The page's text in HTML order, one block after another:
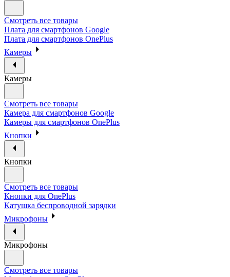
Смотреть все товары
Плата для смартфонов Google
Плата для смартфонов OnePlus
Камеры
Камеры
Смотреть все товары
Камера для смартфонов Google
Камеры для смартфонов OnePlus
Кнопки
Кнопки
Смотреть все товары
Кнопки для OnePlus
Катушка беспроводной зарядки
Микрофоны
Микрофоны
Смотреть все товары